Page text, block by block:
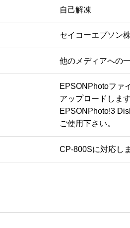
自己解凍
セイコーエプソン
他のメディアへの
EPSONPhotoファ
アップロードします
EPSONPhoto!3
CP-800Sに対応し